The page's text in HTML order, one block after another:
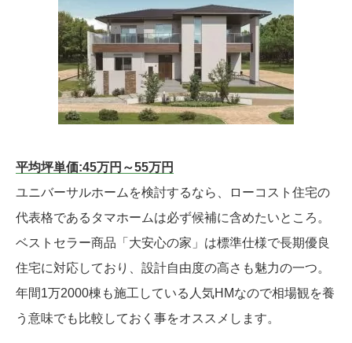
平均坪単価:45万円～55万円
ユニバーサルホームを検討するなら、ローコスト住宅の
代表格であるタマホームは必ず候補に含めたいところ。
ベストセラー商品「大安心の家」は標準仕様で長期優良
住宅に対応しており、設計自由度の高さも魅力の一つ。
年間1万2000棟も施工している人気HMなので相場観を養
う意味でも比較しておく事をオススメします。